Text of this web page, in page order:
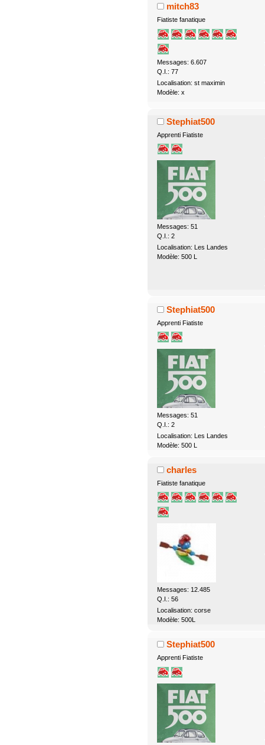
mitch83
Fiatiste fanatique
Messages: 6.607
Q.I.: 77
Localisation: st maximin
Modèle: x
Stephiat500
Apprenti Fiatiste
Messages: 51
Q.I.: 2
Localisation: Les Landes
Modèle: 500 L
Stephiat500
Apprenti Fiatiste
Messages: 51
Q.I.: 2
Localisation: Les Landes
Modèle: 500 L
charles
Fiatiste fanatique
Messages: 12.485
Q.I.: 56
Localisation: corse
Modèle: 500L
Stephiat500
Apprenti Fiatiste